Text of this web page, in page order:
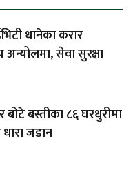
धानेका करार
अन्योलमा, सेवा सुरक्षा
बस्तीका ८६ घरधुरीमा
जडान